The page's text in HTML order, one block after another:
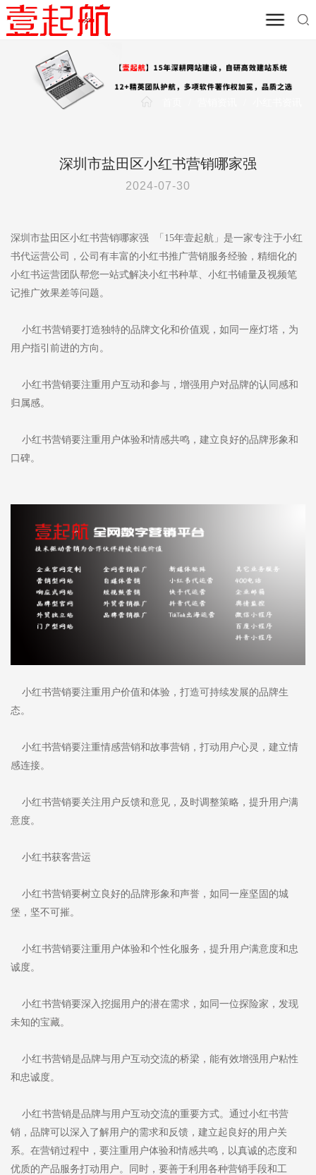
深圳市盐田区小红书营销哪家强
2024-07-30
深圳市盐田区小红书营销哪家强 「15年壹起航」是一家专注于小红
书代运营公司，公司有丰富的小红书推广营销服务经验，精细化的
小红书运营团队帮您一站式解决小红书种草、小红书铺量及视频笔
记推广效果差等问题。
小红书营销要打造独特的品牌文化和价值观，如同一座灯塔，为
用户指引前进的方向。
小红书营销要注重用户互动和参与，增强用户对品牌的认同感和
归属感。
小红书营销要注重用户体验和情感共鸣，建立良好的品牌形象和
口碑。
小红书营销要注重用户价值和体验，打造可持续发展的品牌生
态。
小红书营销要注重情感营销和故事营销，打动用户心灵，建立情
感连接。
小红书营销要关注用户反馈和意见，及时调整策略，提升用户满
意度。
小红书获客营运
小红书营销要树立良好的品牌形象和声誉，如同一座坚固的城
堡，坚不可摧。
小红书营销要注重用户体验和个性化服务，提升用户满意度和忠
诚度。
小红书营销要深入挖掘用户的潜在需求，如同一位探险家，发现
未知的宝藏。
小红书营销是品牌与用户互动交流的桥梁，能有效增强用户粘性
和忠诚度。
小红书营销是品牌与用户互动交流的重要方式。通过小红书营
销，品牌可以深入了解用户的需求和反馈，建立起良好的用户关
系。在营销过程中，要注重用户体验和情感共鸣，以真诚的态度和
优质的产品服务打动用户。同时，要善于利用各种营销手段和工